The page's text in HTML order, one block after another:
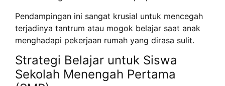
Pendampingan ini sangat krusial untuk mencegah
terjadinya tantrum atau mogok belajar saat anak
menghadapi pekerjaan rumah yang dirasa sulit.
Strategi Belajar untuk Siswa
Sekolah Menengah Pertama